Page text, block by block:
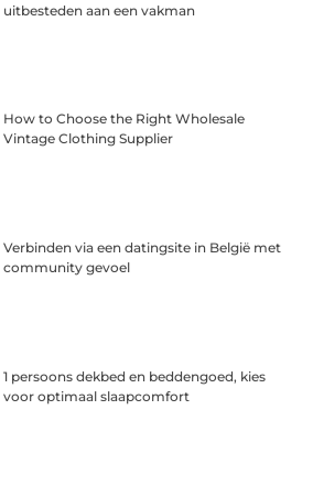
uitbesteden aan een vakman
How to Choose the Right Wholesale
Vintage Clothing Supplier
Verbinden via een datingsite in België met
community gevoel
1 persoons dekbed en beddengoed, kies
voor optimaal slaapcomfort